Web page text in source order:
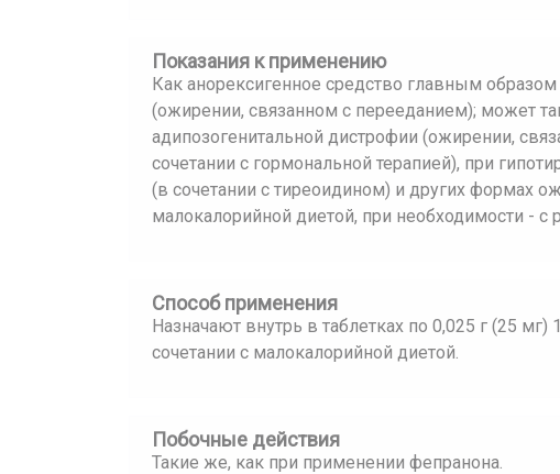
Показания к применению
Как анорексигенное средство главным
(ожирении, связанном с перееданием); может
адипозогенитальной дистрофии (ожирении,
сочетании с гормональной терапией), при
(в сочетании с тиреоидином) и других формах
малокалорийной диетой, при необходимости - с
Способ применения
Назначают внутрь в таблетках по 0,025 г (25
сочетании с малокалорийной диетой.
Побочные действия
Такие же, как при применении фепранона.